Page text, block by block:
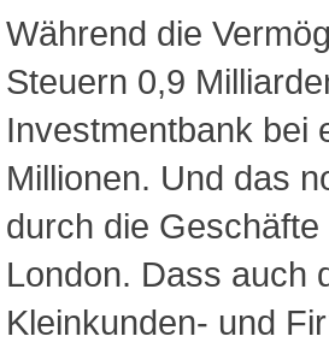
Während die
Steuern 0,9
Investmentbank bei
Millionen. Und das
durch die
London. Dass auch
Kleinkunden- und